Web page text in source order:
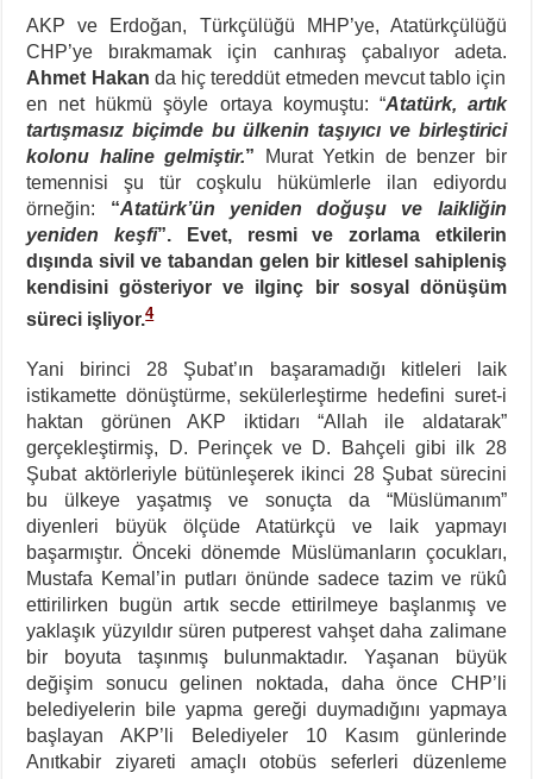
AKP ve Erdoğan, Türkçülüğü MHP’ye, Atatürkçülüğü
CHP’ye bırakmamak için canhıraş çabalıyor adeta.
Ahmet Hakan da hiç tereddüt etmeden mevcut tablo için
en net hükmü şöyle ortaya koymuştu: “Atatürk, artık
tartışmasız biçimde bu ülkenin taşıyıcı ve birleştirici
kolonu haline gelmiştir.”
Murat Yetkin de benzer bir
temennisi şu tür coşkulu hükümlerle ilan ediyordu
örneğin: “Atatürk’ün yeniden doğuşu ve laikliğin
yeniden keşfi”. Evet, resmi ve zorlama etkilerin
dışında sivil ve tabandan gelen bir kitlesel sahipleniş
kendisini gösteriyor ve ilginç bir sosyal dönüşüm
süreci işliyor.4
Yani birinci 28 Şubat’ın başaramadığı kitleleri laik
istikamette dönüştürme, sekülerleştirme hedefini suret-i
haktan görünen AKP iktidarı “Allah ile aldatarak”
gerçekleştirmiş, D. Perinçek ve D. Bahçeli gibi ilk 28
Şubat aktörleriyle bütünleşerek ikinci 28 Şubat sürecini
bu ülkeye yaşatmış ve sonuçta da “Müslümanım”
diyenleri büyük ölçüde Atatürkçü ve laik yapmayı
başarmıştır. Önceki dönemde Müslümanların çocukları,
Mustafa Kemal’in putları önünde sadece tazim ve rükû
ettirilirken bugün artık secde ettirilmeye başlanmış ve
yaklaşık yüzyıldır süren putperest vahşet daha zalimane
bir boyuta taşınmış bulunmaktadır. Yaşanan büyük
değişim sonucu gelinen noktada, daha önce CHP’li
belediyelerin bile yapma gereği duymadığını yapmaya
başlayan AKP’li Belediyeler 10 Kasım günlerinde
Anıtkabir ziyareti amaçlı otobüs seferleri düzenleme